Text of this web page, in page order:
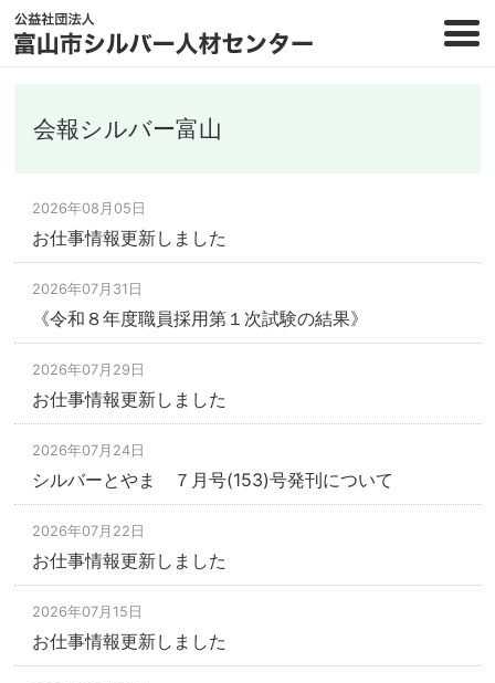
会報シルバー富山
2026年08月05日
お仕事情報更新しました
2026年07月31日
《令和８年度職員採用第１次試験の結果》
2026年07月29日
お仕事情報更新しました
2026年07月24日
シルバーとやま ７月号(153)号発刊について
2026年07月22日
お仕事情報更新しました
2026年07月15日
お仕事情報更新しました